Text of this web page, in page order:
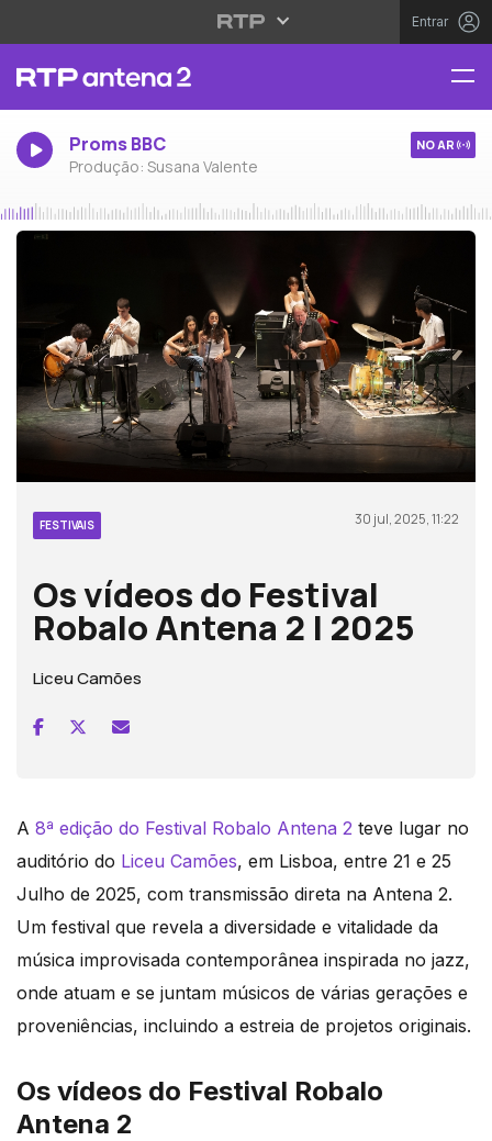
Entrar
Proms BBC
Produção: Susana Valente
NO AR
FESTIVAIS 30 jul, 2025, 11:22
Os vídeos do Festival
Robalo Antena 2 | 2025
Liceu Camões
A 8ª edição do Festival Robalo Antena 2 teve lugar no
auditório do Liceu Camões, em Lisboa, entre 21 e 25
Julho de 2025, com transmissão direta na Antena 2.
Um festival que revela a diversidade e vitalidade da
música improvisada contemporânea inspirada no jazz,
onde atuam e se juntam músicos de várias gerações e
proveniências, incluindo a estreia de projetos originais.
Os vídeos do Festival Robalo
Antena 2